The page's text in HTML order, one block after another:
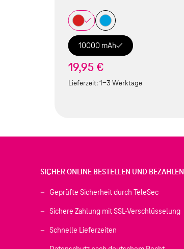
10000 mAh
19,95 €
Lieferzeit:1-3 Werktage
SICHER ONLINE BESTELLEN UND BEZAHLEN
Geprüfte Sicherheit durch TeleSec
Sichere Zahlung mit SSL-Verschlüsselung
Schnelle Lieferzeiten